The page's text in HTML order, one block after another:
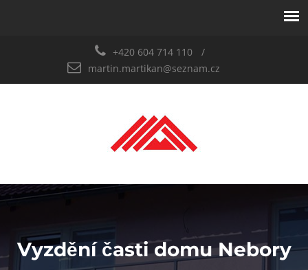
+420 604 714 110
martin.martikan@seznam.cz
Vyzdění časti domu Nebory